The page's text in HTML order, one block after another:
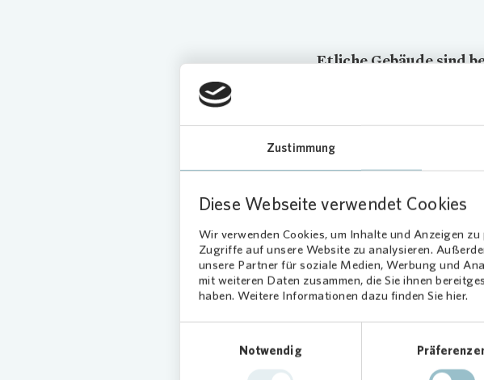
Zustimmung
Diese Webseite verwendet Cookies
Wir verwenden Cookies, um Inhalte und Anzeigen
Zugriffe auf unsere Website zu analysieren.
unsere Partner für soziale Medien, Werbung und
mit weiteren Daten zusammen, die Sie ihnen
haben. Weitere Informationen dazu finden Sie hier.
Notwendig
Etliche Gebäude sind
81 Wohnungen ist
Die Gebäude wurden mit
und neue
umgestaltet. „Wir haben
Nachbarschaft bekommen“,
„Deshalb planen wir, die
Bereits 2018 hatteVonoviamit
Nonnenbruch begonnen. An
„Uns ist es wichtig, dass die